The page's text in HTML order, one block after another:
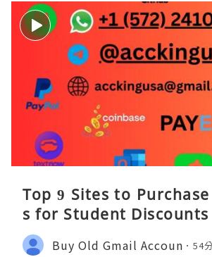
Top 9 Sites to
s for Student Discounts
Buy Old Gmail Accoun 54